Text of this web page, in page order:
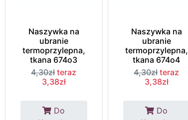
Naszywka na
ubranie
termoprzylepna,
tkana 674o3
4,30zł teraz
3,38zł
Do
Naszywka na
ubranie
termoprzylepna,
tkana 674o4
4,30zł teraz
3,38zł
Do